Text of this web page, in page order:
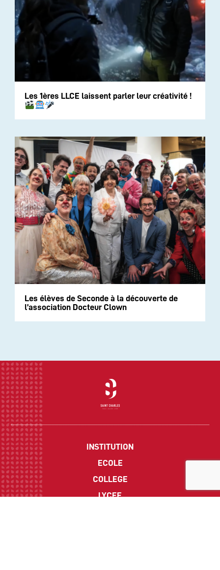
Les 1ères LLCE laissent parler leur créativité !
Les élèves de Seconde à la découverte de
l’association Docteur Clown
INSTITUTION
ECOLE
COLLEGE
LYCEE